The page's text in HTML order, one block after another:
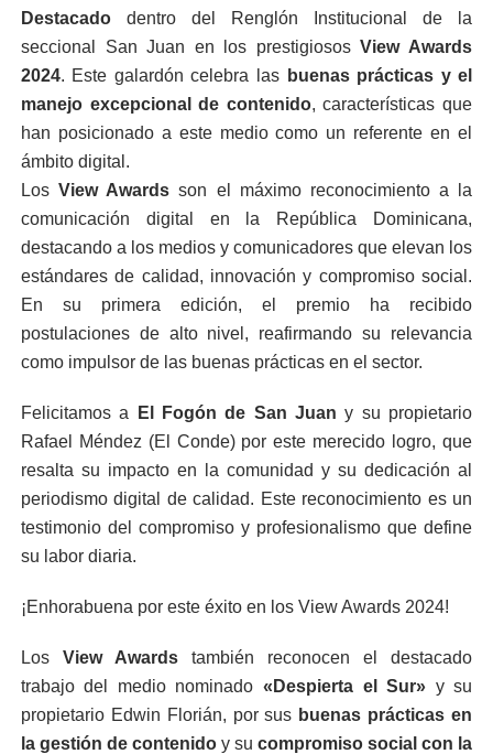
Destacado
dentro del Renglón Institucional de la
seccional San Juan en los prestigiosos View Awards
2024. Este galardón celebra las buenas prácticas y el
manejo excepcional de contenido, características que
han posicionado a este medio como un referente en el
ámbito digital.
LosView Awards son el máximo reconocimiento a la
comunicación digital en la República Dominicana,
destacando a los medios y comunicadores que elevan los
estándares de calidad, innovación y compromiso social.
En su primera edición, el premio ha recibido
postulaciones de alto nivel, reafirmando su relevancia
como impulsor de las buenas prácticas en el sector.
Felicitamos a El Fogón de San Juan y su propietario
Rafael Méndez (El Conde) por este merecido logro, que
resalta su impacto en la comunidad y su dedicación al
periodismo digital de calidad. Este reconocimiento es un
testimonio del compromiso y profesionalismo que define
su labor diaria.
¡Enhorabuena por este éxito en los View Awards 2024!
Los View Awardstambién reconocen el destacado
trabajo del medio nominado «Despierta el Sur» y su
propietario Edwin Florián, por sus buenas prácticas en
la gestión de contenidoy sucompromiso social con la